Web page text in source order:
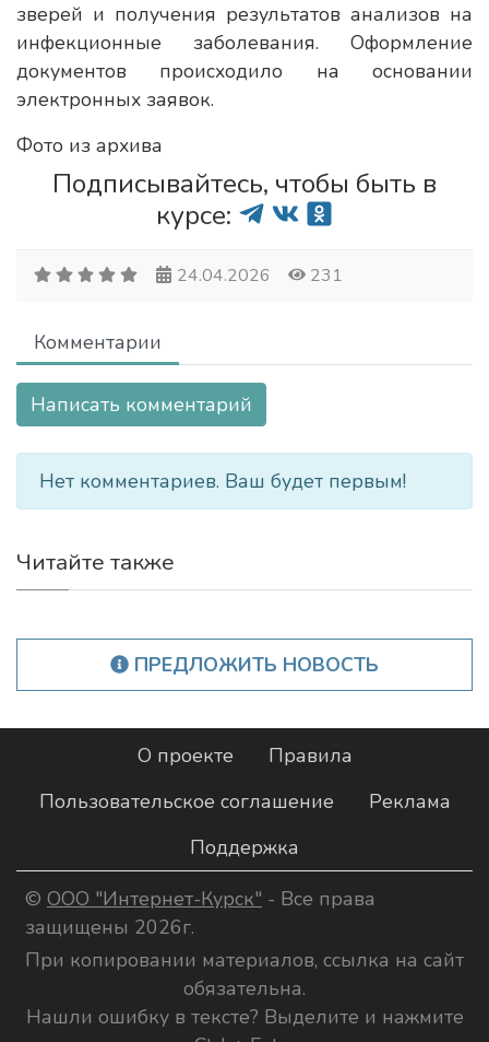
зверей и получения результатов анализов на
инфекционные заболевания. Оформление
документов происходило на основании
электронных заявок.
Фото из архива
Подписывайтесь, чтобы быть в
курсе:
24.04.2026 231
Комментарии
Написать комментарий
Нет комментариев. Ваш будет первым!
Читайте также
ПРЕДЛОЖИТЬ НОВОСТЬ
О проекте
Правила
Пользовательское соглашение
Реклама
Поддержка
© ООО "Интернет-Курск" - Все права
защищены 2026г.
При копировании материалов, ссылка на сайт
обязательна.
Нашли ошибку в тексте? Выделите и нажмите